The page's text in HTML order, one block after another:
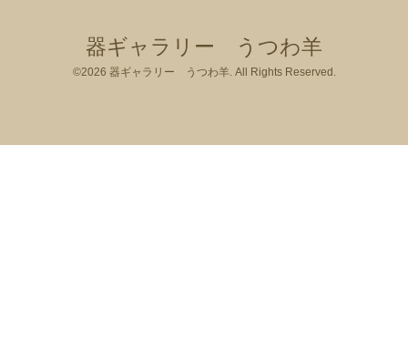
器ギャラリー うつわ羊
©2026 器ギャラリー うつわ羊. All Rights Reserved.